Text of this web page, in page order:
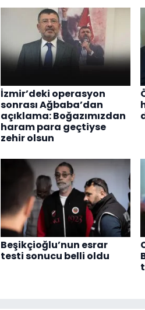
İzmir’deki operasyon
sonrası Ağbaba’dan
açıklama: Boğazımızdan
haram para geçtiyse
zehir olsun
Beşikçioğlu’nun esrar
testi sonucu belli oldu